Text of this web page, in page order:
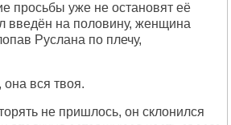
просьбы уже не остановят её
введён на половину, женщина
Руслана по плечу,
вся твоя.
не пришлось, он склонился